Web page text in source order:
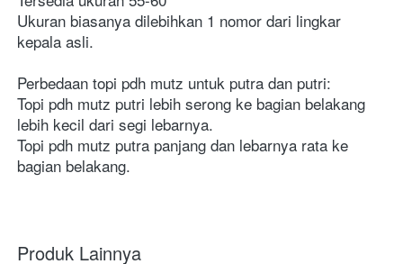
Ukuran biasanya dilebihkan 1 nomor dari lingkar
kepala asli.
Perbedaan topi pdh mutz untuk putra dan putri:
Topi pdh mutz putri lebih serong ke bagian belakang
lebih kecil dari segi lebarnya.
Topi pdh mutz putra panjang dan lebarnya rata ke
bagian belakang.
Produk Lainnya